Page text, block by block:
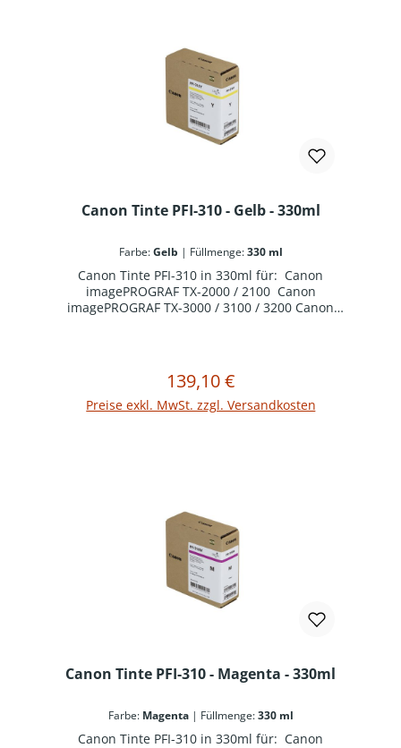
Canon Tinte PFI-310 - Gelb - 330ml
Farbe:Gelb | Füllmenge:330 ml
Canon Tinte PFI-310 in 330ml für: Canon
imagePROGRAF TX-2000 / 2100 Canon
imagePROGRAF TX-3000 / 3100 / 3200 Canon
Regulärer Preis:
139,10 €
Preise exkl. MwSt. zzgl. Versandkosten
In den Warenkorb
Canon Tinte PFI-310 - Magenta - 330ml
Farbe: Magenta | Füllmenge:330 ml
Canon Tinte PFI-310 in 330ml für: Canon